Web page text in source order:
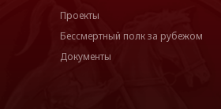
Проекты
Бессмертный полк за рубежом
Документы